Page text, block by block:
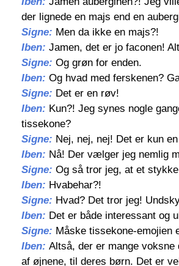
der lignede en majs end en
Signe: Men da ikke en majs?!
Iben: Jamen, det er jo faconen!
Signe: Og grøn for enden.
Iben: Og hvad med ferskenen?
Signe: Det er en røv!
Iben: Kun?! Jeg synes nogle
tissekone?
Signe: Nej, nej, nej! Det er kun
Iben: Nå! Der vælger jeg nemlig
Signe: Og så tror jeg, at et
Iben: Hvabehar?!
Signe: Hvad? Det tror jeg!
Iben: Det er både interessant og
Signe: Måske tissekone-emojien
Iben: Altså, der er mange
af øjnene, til deres børn. Det er